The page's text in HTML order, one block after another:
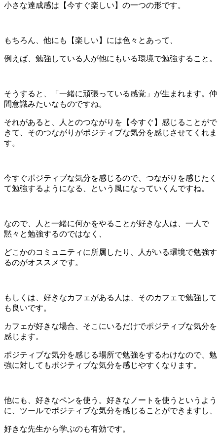
小さな達成感は【今すぐ楽しい】の一つの形です。
もちろん、他にも【楽しい】には色々とあって、
例えば、勉強している人が他にもいる環境で勉強すること。
そうすると、「一緒に頑張っている感覚」が生まれます。仲
間意識みたいなものですね。
それがあると、人とのつながりを【今すぐ】感じることがで
きて、そのつながりがポジティブな気分を感じさせてくれま
す。
今すぐポジティブな気分を感じるので、つながりを感じたく
て勉強するようになる、という風になっていくんですね。
なので、人と一緒に何かをやることが好きな人は、一人で
黙々と勉強するのではなく、
どこかのコミュニティに所属したり、人がいる環境で勉強す
るのがオススメです。
もしくは、好きなカフェがある人は、そのカフェで勉強して
も良いです。
カフェが好きな場合、そこにいるだけでポジティブな気分を
感じます。
ポジティブな気分を感じる場所で勉強をするわけなので、勉
強に対してもポジティブな気分を感じやすくなります。
他にも、好きなペンを使う。好きなノートを使うというよう
に、ツールでポジティブな気分を感じることができますし、
好きな先生から学ぶのも有効です。